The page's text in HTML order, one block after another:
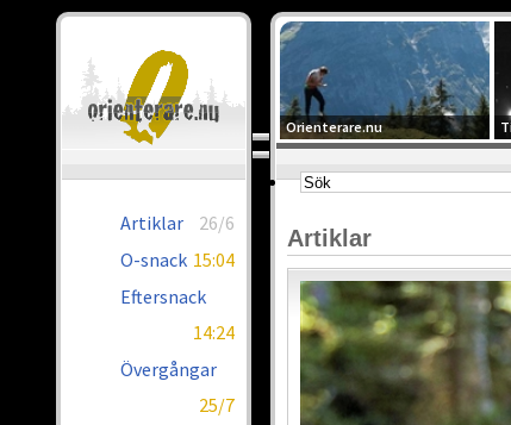
Artiklar
26/6
O-snack 15:04
Eftersnack
14:24
Övergångar
25/7
Orienterare.nu
Artiklar